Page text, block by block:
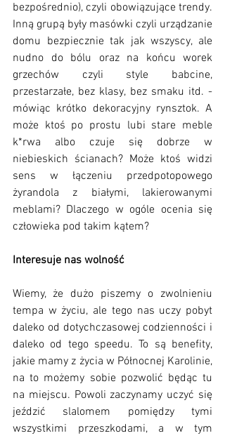
bezpośrednio), czyli obowiązujące trendy.
Inną grupą były masówki czyli urządzanie
domu bezpiecznie tak jak wszyscy, ale
nudno do bólu oraz na końcu worek
grzechów czyli style babcine,
przestarzałe, bez klasy, bez smaku itd. -
mówiąc krótko dekoracyjny rynsztok. A
może ktoś po prostu lubi stare meble
k*rwa albo czuje się dobrze w
niebieskich ścianach? Może ktoś widzi
sens w łączeniu przedpotopowego
żyrandola z białymi, lakierowanymi
meblami? Dlaczego w ogóle ocenia się
człowieka pod takim kątem?
Interesuje nas wolność
Wiemy, że dużo piszemy o zwolnieniu
tempa w życiu, ale tego nas uczy pobyt
daleko od dotychczasowej codzienności i
daleko od tego speedu. To są benefity,
jakie mamy z życia w Północnej Karolinie,
na to możemy sobie pozwolić będąc tu
na miejscu. Powoli zaczynamy uczyć się
jeździć slalomem pomiędzy tymi
wszystkimi przeszkodami, a w tym